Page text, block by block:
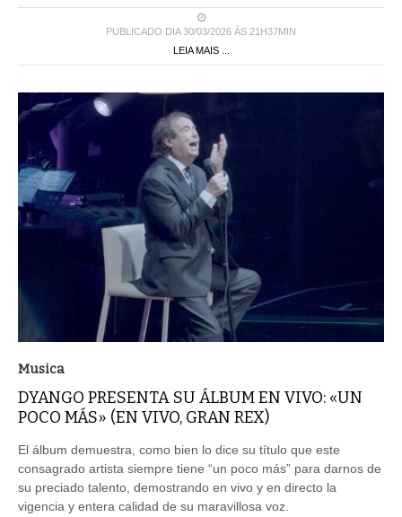
PUBLICADO DIA 30/03/2026 ÀS 21H37MIN
LEIA MAIS ...
Musica
DYANGO PRESENTA SU ÁLBUM EN VIVO: «UN
POCO MÁS» (EN VIVO, GRAN REX)
El álbum demuestra, como bien lo dice su título que este
consagrado artista siempre tiene “un poco más” para darnos de
su preciado talento, demostrando en vivo y en directo la
vigencia y entera calidad de su maravillosa voz.